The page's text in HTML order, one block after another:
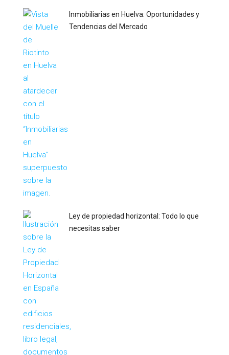
Inmobiliarias en Huelva: Oportunidades y
Tendencias del Mercado
Ley de propiedad horizontal: Todo lo que
necesitas saber